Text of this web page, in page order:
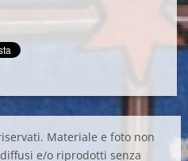
Materiale e foto non
e/o riprodotti senza